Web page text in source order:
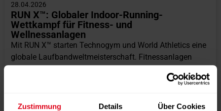
Zustimmung Details Über Cookies
28.04.2026
RUN X™: Globaler Indoor-Running-
Wettkampf für Fitness- und
Wellnessanlagen
Mit RUN X™ starten Technogym und World Athletics eine
globale Laufbandweltmeisterschaft. Fitnessanlagen
Wettbewerbs werden, der Mitgliederbindung und
weiterlesen